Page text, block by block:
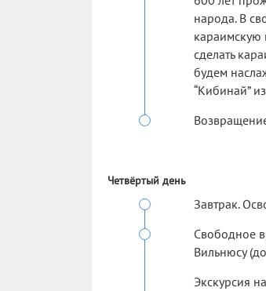
народа. В
караимскую
сделать
будем
“Кибинай”
Четвёртый день
Завтрак.
Свободное
Вильнюсу
Экскурсия